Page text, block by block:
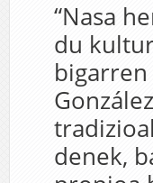
“Nasa
du
bigarren
denek,